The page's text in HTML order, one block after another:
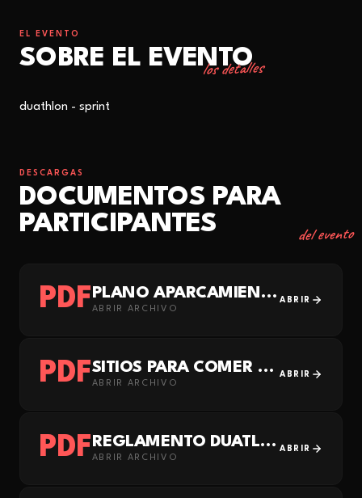
EL EVENTO
SOBRE EL EVENTO
los detalles
duathlon - sprint
DESCARGAS
DOCUMENTOS PARA
PARTICIPANTES
del evento
PDF PLANO APARCAMIENTO Y SERVICIOS
ABRIR ARCHIVO
ABRIR
PDF SITIOS PARA COMER EN PRUEBAS DE CRIPTANA
ABRIR ARCHIVO
ABRIR
PDF REGLAMENTO DUATLÓN
ABRIR ARCHIVO
ABRIR